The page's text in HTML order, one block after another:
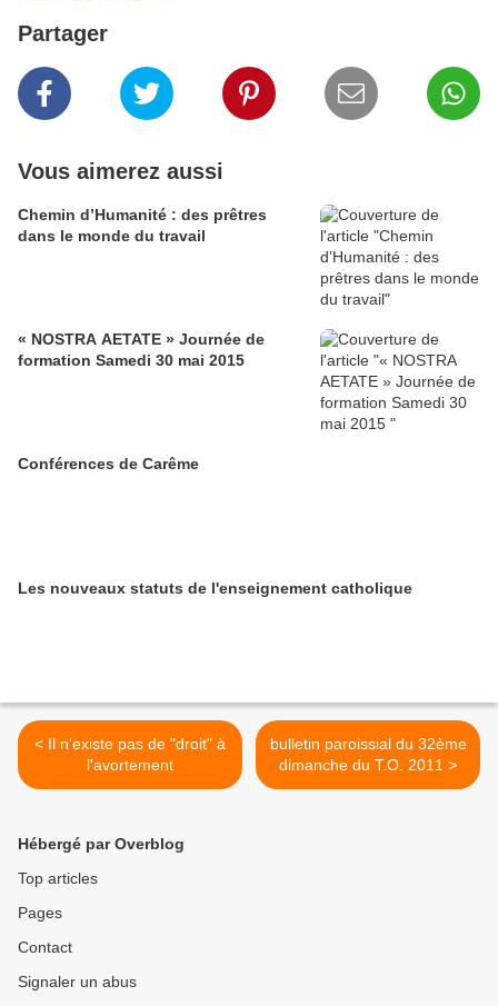
Partager
Vous aimerez aussi
Chemin d’Humanité : des prêtres
dans le monde du travail
« NOSTRA AETATE » Journée de
formation Samedi 30 mai 2015
Conférences de Carême
Les nouveaux statuts de l'enseignement catholique
< Il n'existe pas de "droit" à
l'avortement
bulletin paroissial du 32ème
dimanche du T.O. 2011 >
Hébergé par Overblog
Top articles
Pages
Contact
Signaler un abus